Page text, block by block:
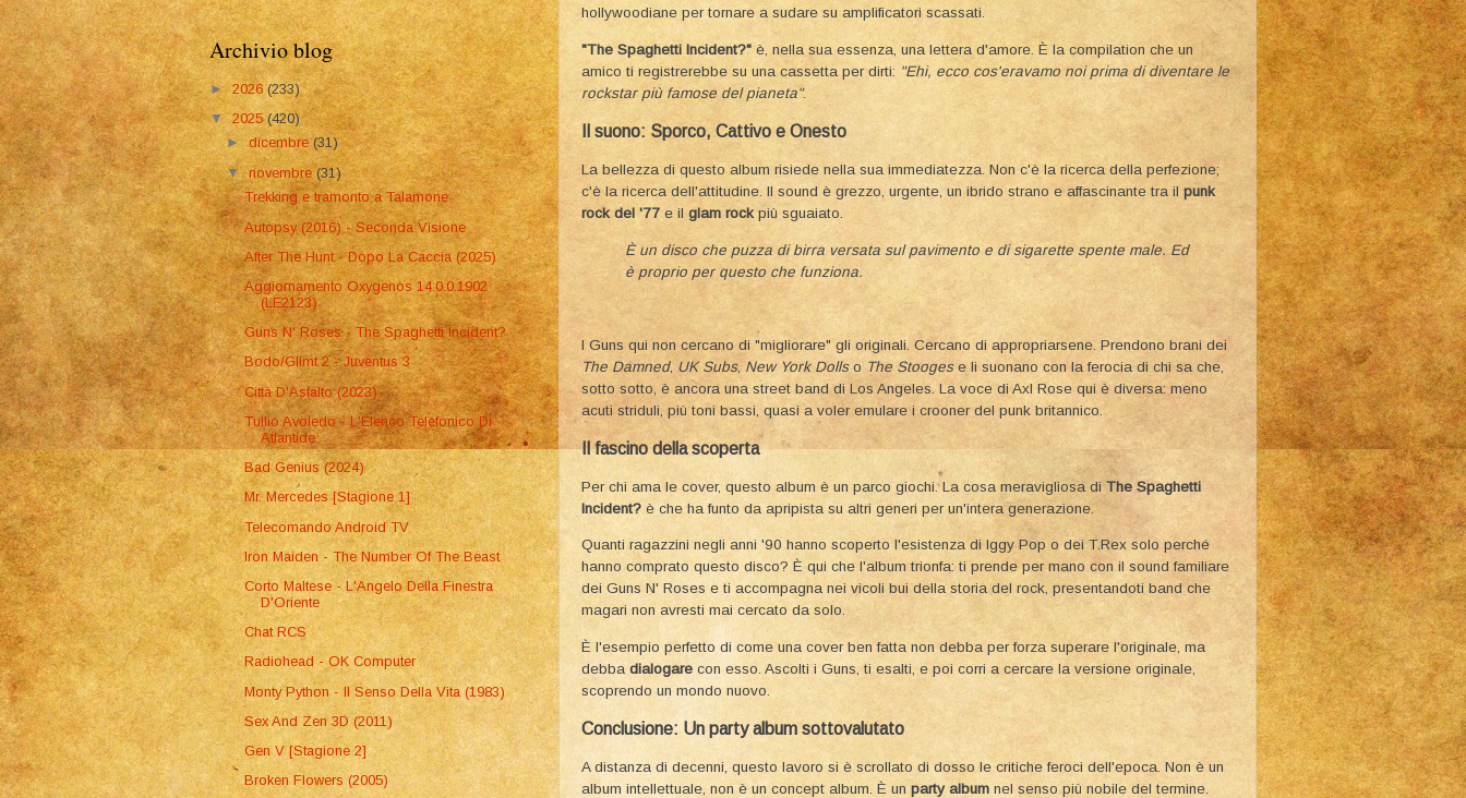
hollywoodiane per tornare a sudare su amplificatori scassati.
"The Spaghetti Incident?" è, nella sua essenza, una lettera d'amore. È la compilation che un
amico ti registrerebbe su una cassetta per dirti: "Ehi, ecco cos'eravamo noi prima di diventare le
rockstar più famose del pianeta".
​Il suono: Sporco, Cattivo e Onesto
​La bellezza di questo album risiede nella sua immediatezza. Non c'è la ricerca della perfezione;
c'è la ricerca dell'attitudine. Il sound è grezzo, urgente, un ibrido strano e affascinante tra il punk
rock del '77 e il glam rockpiù sguaiato.
È un disco che puzza di birra versata sul pavimento e di sigarette spente male. Ed
è proprio per questo che funziona.
​I Guns qui non cercano di "migliorare" gli originali. Cercano di appropriarsene. Prendono brani dei
The Damned, UK Subs,New York Dollso The Stoogese li suonano con la ferocia di chi sa che,
sotto sotto, è ancora una street band di Los Angeles. La voce di Axl Rose qui è diversa: meno
acuti striduli, più toni bassi, quasi a voler emulare i crooner del punk britannico.
​Il fascino della scoperta
​Per chi ama le cover, questo album è un parco giochi. La cosa meravigliosa diThe Spaghetti
Incident? è che ha funto da apripista su altri generi per un'intera generazione.
​Quanti ragazzini negli anni '90 hanno scoperto l'esistenza di Iggy Pop o dei T.Rex solo perché
hanno comprato questo disco? È qui che l'album trionfa: ti prende per mano con il sound familiare
dei Guns N' Roses e ti accompagna nei vicoli bui della storia del rock, presentandoti band che
magari non avresti mai cercato da solo.
​È l'esempio perfetto di come una cover ben fatta non debba per forza superare l'originale, ma
debba dialogare con esso. Ascolti i Guns, ti esalti, e poi corri a cercare la versione originale,
scoprendo un mondo nuovo.
​Conclusione: Un party album sottovalutato
​A distanza di decenni, questo lavoro si è scrollato di dosso le critiche feroci dell'epoca. Non è un
album intellettuale, non è un concept album. È un party album nel senso più nobile del termine.
Archivio blog
► 2026(233)
▼2025(420)
►dicembre(31)
▼novembre(31)
Trekking e tramonto a Talamone
Autopsy (2016) - Seconda Visione
After The Hunt - Dopo La Caccia (2025)
Aggiornamento Oxygenos 14.0.0.1902
(LE2123)
Guns N' Roses - The Spaghetti Incident?
Bodo/Glimt 2 - Juventus 3
Città D'Asfalto (2023)
Tullio Avoledo - L'Elenco Telefonico Di
Atlantide
Bad Genius (2024)
Mr. Mercedes [Stagione 1]
Telecomando Android TV
Iron Maiden - The Number Of The Beast
Corto Maltese - L'Angelo Della Finestra
D'Oriente
Chat RCS
Radiohead - OK Computer
Monty Python - Il Senso Della Vita (1983)
Sex And Zen 3D (2011)
Gen V [Stagione 2]
Broken Flowers (2005)